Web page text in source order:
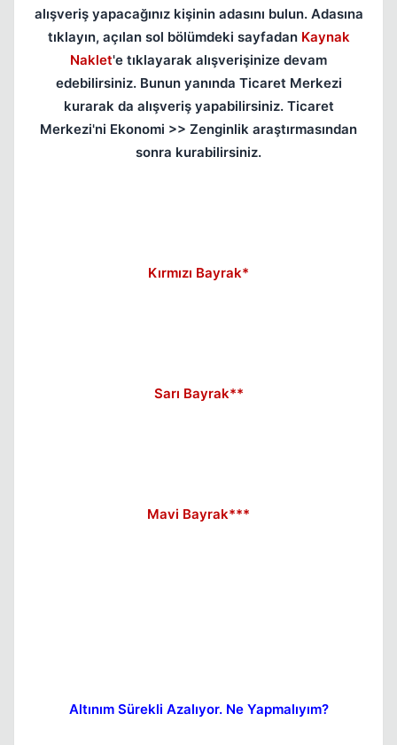
alışveriş yapacağınız kişinin adasını bulun. Adasına
tıklayın, açılan sol bölümdeki sayfadan Kaynak
Naklet'e tıklayarak alışverişinize devam
edebilirsiniz. Bunun yanında Ticaret Merkezi
kurarak da alışveriş yapabilirsiniz. Ticaret
Merkezi'ni Ekonomi >> Zenginlik araştırmasından
sonra kurabilirsiniz.
Kırmızı Bayrak*
Sarı Bayrak**
Mavi Bayrak***
Altınım Sürekli Azalıyor. Ne Yapmalıyım?